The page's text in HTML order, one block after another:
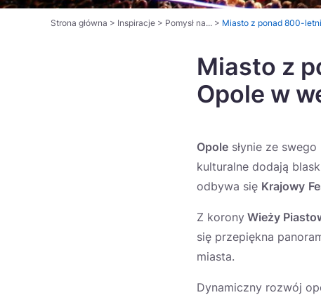
Strona główna > Inspiracje > Pomysł na... > Miasto z ponad 800-
Miasto z
Opole w
Opole słynie ze
kulturalne dodają
odbywa się Krajowy
Z korony Wieży
się przepiękna
miasta.
Dynamiczny rozwój